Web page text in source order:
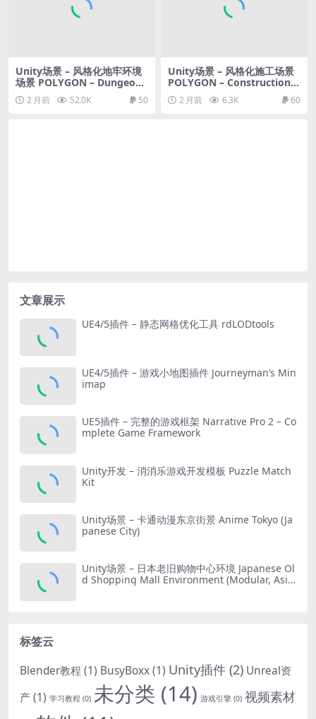
Unity场景 – 风格化地牢环境
场景 POLYGON – Dungeons
Pack2 月前 52.0K 50
Unity场景 – 风格化施工场景
POLYGON – Construction P
ack2 月前 6.3K 60
文章展示
UE4/5插件 – 静态网格优化工具 rdLODtools
UE4/5插件 – 游戏小地图插件 Journeyman’s Min
imap
UE5插件 – 完整的游戏框架 Narrative Pro 2 – Co
mplete Game Framework
Unity开发 – 消消乐游戏开发模板 Puzzle Match
Kit
Unity场景 – 卡通动漫东京街景 Anime Tokyo (Ja
panese City)
Unity场景 – 日本老旧购物中心环境 Japanese Ol
d Shopping Mall Environment (Modular, Asia
标签云
Blender教程 (1) BusyBoxx(1) Unity插件 (2) Unreal资
产(1) 学习教程 (0) 未分类 (14) 游戏引擎 (0) 视频素材